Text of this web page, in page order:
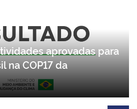
aprovadas para
na COP17 da